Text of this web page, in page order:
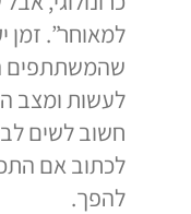
למאוחר”. זמן
שהמשתתפים
לעשות ומצב
חשוב לשים
לכתוב אם
להפך.